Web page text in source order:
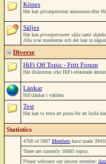
Köpes
Här kan privatpersoner annonsera efter
Säljes
Här kan privatpersoner sälja samt
Alla svar modereras och det kan ta
Diverse
HiFi Off Topic - Fritt Forum
Här diskuteras icke HiFi-relaterade
Länkar
HiFilänkar i världen
Test
Här kan vi testa att posta för att kolla
Statistics
4768 of 5887 Members have made
There are currently 16685 topics.
Please welcome our newest member: